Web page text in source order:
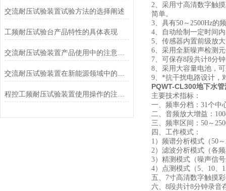
交流耐压试验装置试验方法的选择阐述
工频耐压试验台产品特性的具体表现
交流耐压试验装置产品使用中的注意事项
2、采用寸高清数字触
简单。
3、具有50～2500Hz的
4、自动绘制一定时间
5、传感器内置前级放
6、采用全新噪声检测
7、可保存8段共计8分
8、采用大容量电池，
9、*抗干扰电路设计，
PQWT-CL300地下水
主要技术指标：
一、频率分档：31个中
二、音频放大增益：
三、频率区间：50～
四、工作模式：
1）频谱分析模式（50
2）滤波分析模式（各
3）精测模式（噪声信
4）点测模式（5、10、
五、7寸高清数字触摸
六、8段共计8分钟录音